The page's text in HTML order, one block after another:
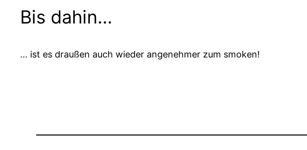
Bis dahin…
… ist es draußen auch wieder angenehmer zum smoken!